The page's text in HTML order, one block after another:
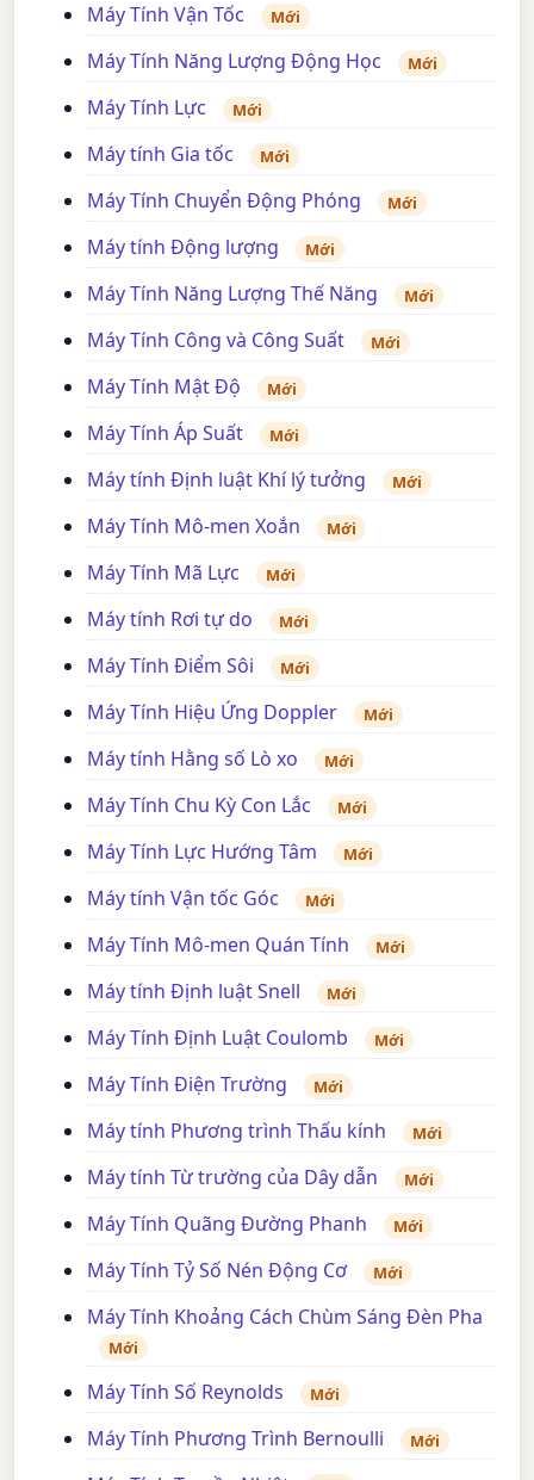
Máy Tính Vận Tốc
Mới
Máy Tính Năng Lượng Động Học Mới
Máy Tính Lực Mới
Máy tính Gia tốc Mới
Máy Tính Chuyển Động Phóng Mới
Máy tính Động lượng Mới
Máy Tính Năng Lượng Thế Năng Mới
Máy Tính Công và Công Suất Mới
Máy Tính Mật Độ Mới
Máy Tính Áp Suất Mới
Máy tính Định luật Khí lý tưởng Mới
Máy Tính Mô-men Xoắn Mới
Máy Tính Mã Lực Mới
Máy tính Rơi tự do Mới
Máy Tính Điểm Sôi Mới
Máy Tính Hiệu Ứng Doppler Mới
Máy tính Hằng số Lò xo Mới
Máy Tính Chu Kỳ Con Lắc Mới
Máy Tính Lực Hướng Tâm Mới
Máy tính Vận tốc Góc Mới
Máy Tính Mô-men Quán Tính Mới
Máy tính Định luật Snell Mới
Máy Tính Định Luật Coulomb Mới
Máy Tính Điện Trường Mới
Máy tính Phương trình Thấu kính Mới
Máy tính Từ trường của Dây dẫn Mới
Máy Tính Quãng Đường Phanh Mới
Máy Tính Tỷ Số Nén Động Cơ Mới
Máy Tính Khoảng Cách Chùm Sáng Đèn Pha
Mới
Máy Tính Số Reynolds Mới
Máy Tính Phương Trình Bernoulli Mới